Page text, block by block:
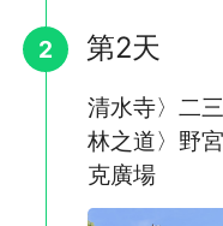
京都風情最愛
2 第2天
清水寺〉二
林之道〉野
克廣場